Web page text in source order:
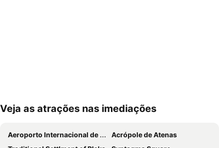
Ampliar mapa
Veja as atrações nas imediações
Aeroporto Internacional de Atenas
Acrópole de Atenas